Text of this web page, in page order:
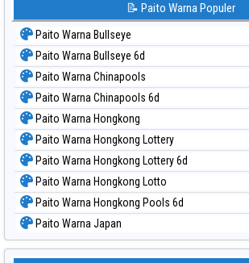
📝 Paito Warna Populer
Paito Warna Bullseye
Paito Warna Bullseye 6d
Paito Warna Chinapools
Paito Warna Chinapools 6d
Paito Warna Hongkong
Paito Warna Hongkong Lottery
Paito Warna Hongkong Lottery 6d
Paito Warna Hongkong Lotto
Paito Warna Hongkong Pools 6d
Paito Warna Japan
Paito Warna Japan 6d